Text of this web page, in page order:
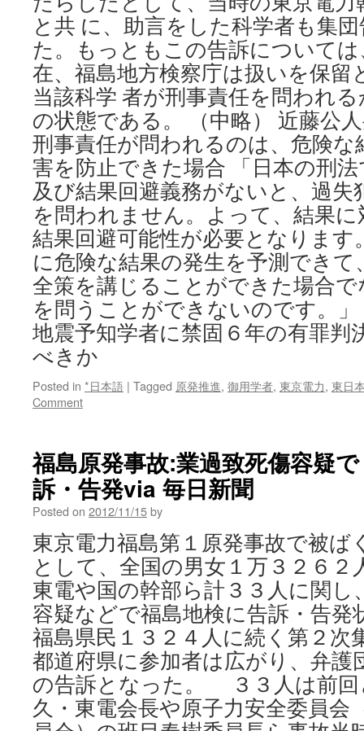
新
と共 に、助言をした科学者も集
た。もっともこの告訴について
在、福島地方検察庁は扱いを保
当該科学 者が刑事責任を問われ
の状態である。 （中略） 近藤公
刑事責任が問われるのは、危険な
害を防止できた場合 「日本の刑
及び結果回避義務がないと、過失
を問われません。よって、結果
結果回避可能性が必要となります
に危険な結果の発生を予測できて
全策を講じることができた場合
を問うことができないのです。
地震予知学者に禁固６年の有罪判
べきか
Posted in *日本語 | Tagged 原発推進, 御用学者, 東京電力, 東日
Comment
福島原発事故:業過致死傷容疑
訴・告発via 毎日新聞
Posted on 2012/11/15by
東京電力福島第１原発事故で被ば
として、全国の男女１万３２６２
東電や国の幹部ら計３３人に関し
容疑などで福島地検に告訴・告発
福島県民１３２４人に続く第２次
都道府県に参加者は広がり、弁護
の告訴となった。 ３３人は前
久・東電会長や原子力安全委員会